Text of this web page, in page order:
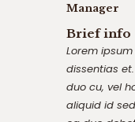
Manager
Brief info
Lorem
dissentias
duo cu, vel
aliquid id